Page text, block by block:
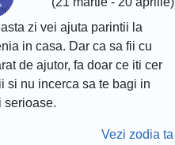
zi vei ajuta parintii la
in casa. Dar ca sa fii cu
de ajutor, fa doar ce iti cer
si nu incerca sa te bagi in
serioase.
Vezi zodia ta